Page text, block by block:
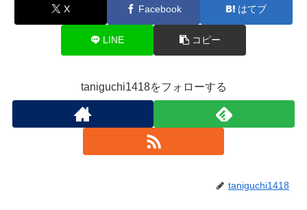
X Facebook はてブ
LINE コピー
taniguchi1418をフォローする
taniguchi1418